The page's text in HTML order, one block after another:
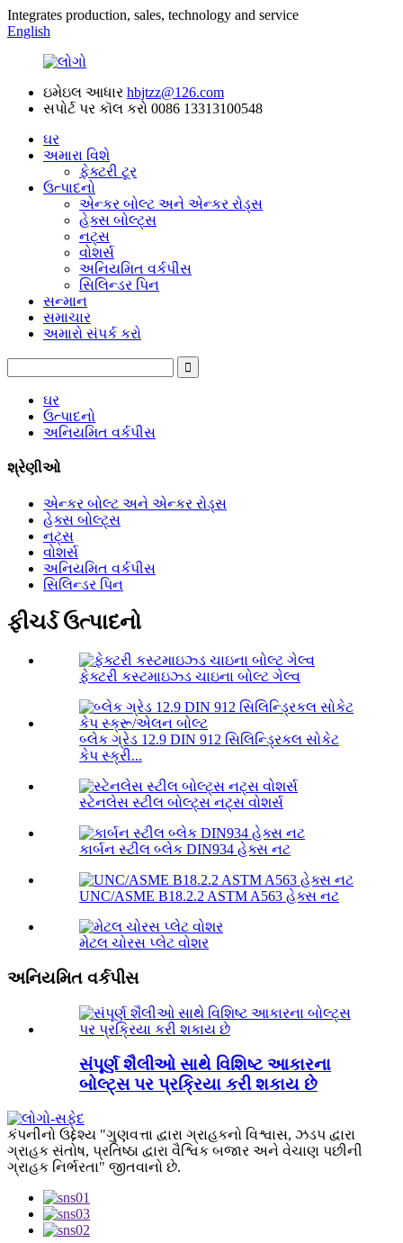
Integrates production, sales, technology and service
English
ઇમેઇલ આધાર hbjtzz@126.com
સપોર્ટ પર કૉલ કરો 0086 13313100548
ઘર
અમારા વિશે
ફેક્ટરી ટૂર
ઉત્પાદનો
એન્કર બોલ્ટ અને એન્કર રોડ્સ
હેક્સ બોલ્ટ્સ
નટ્સ
વોશર્સ
અનિયમિત વર્કપીસ
સિલિન્ડર પિન
સન્માન
સમાચાર
અમારો સંપર્ક કરો
ઘર
ઉત્પાદનો
અનિયમિત વર્કપીસ
શ્રેણીઓ
એન્કર બોલ્ટ અને એન્કર રોડ્સ
હેક્સ બોલ્ટ્સ
નટ્સ
વોશર્સ
અનિયમિત વર્કપીસ
સિલિન્ડર પિન
ફીચર્ડ ઉત્પાદનો
ફેક્ટરી કસ્ટમાઇઝ્ડ ચાઇના બોલ્ટ ગેલ્વ
બ્લેક ગ્રેડ 12.9 DIN 912 સિલિન્ડ્રિકલ સોકેટ
કેપ સ્ક્રી...
સ્ટેનલેસ સ્ટીલ બોલ્ટ્સ નટ્સ વોશર્સ
કાર્બન સ્ટીલ બ્લેક DIN934 હેક્સ નટ
UNC/ASME B18.2.2 ASTM A563 હેક્સ નટ
મેટલ ચોરસ પ્લેટ વોશર
અનિયમિત વર્કપીસ
સંપૂર્ણ શૈલીઓ સાથે વિશિષ્ટ આકારના
બોલ્ટ્સ પર પ્રક્રિયા કરી શકાય છે
કંપનીનો ઉદ્દેશ્ય "ગુણવત્તા દ્વારા ગ્રાહકનો વિશ્વાસ, ઝડપ દ્વારા
ગ્રાહક સંતોષ, પ્રતિષ્ઠા દ્વારા વૈશ્વિક બજાર અને વેચાણ પછીની
ગ્રાહક નિર્ભરતા" જીતવાનો છે.